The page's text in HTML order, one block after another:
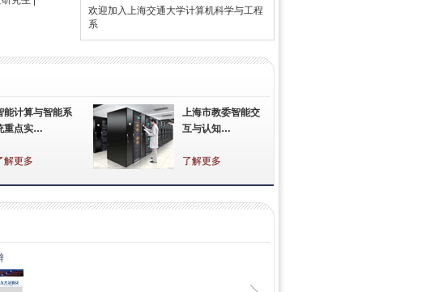
近日，2024年中国科协青年人才托举工程博士
生专项计划入选名单公布，上海交通…
计算机系孟岩老师获IEEE TCSC早期职业成就
近日，在IEEE高性能计算与通信会议
（HPCC）颁奖典礼上，上海交通大学电院计
学材料大模型ChemDFM-X
欢迎加入上海交通大学计算机科学与工程
系
能计算与智能系
重点实…
解更多
上海市教委智能交
互与认知…
了解更多